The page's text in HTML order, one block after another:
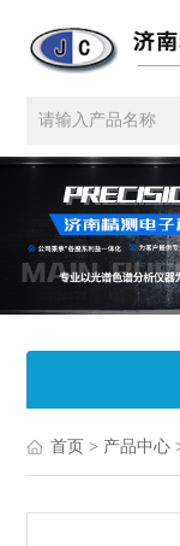
首页 > 产品中心